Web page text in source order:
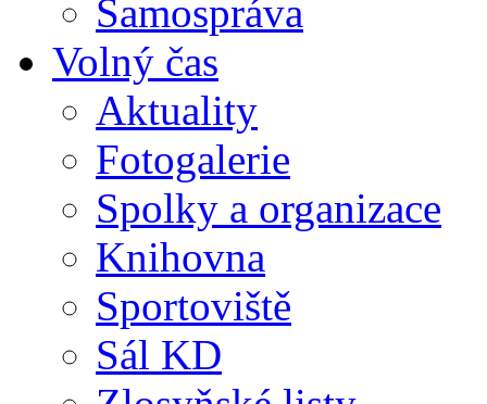
Samospráva
Volný čas
Aktuality
Fotogalerie
Spolky a organizace
Knihovna
Sportoviště
Sál KD